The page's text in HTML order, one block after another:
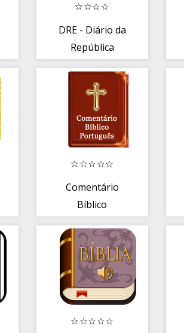
DRE - Diário da
República
Comentário
Bíblico